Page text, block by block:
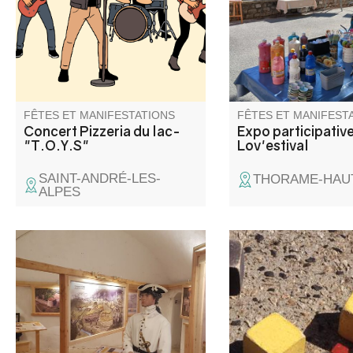
FÊTES ET MANIFESTATIONS
Concert Pizzeria du lac-
"T.O.Y.S"
SAINT-ANDRÉ-LES-
ALPES
aux rencontres
FÊTES ET
Expo
Lov'estival
THORAME-
Suivez le soldat Claude Dupuy
à l'époque de Louis XIV, à la
découverte du Fort de Savoie,
son histoire et les anecdotes
passionnantes sur les étapes
de sa construction. Des
Venez vivre la
Comité des Fêtes, et
au concours de
sur le jeu de boules.
musique toute la